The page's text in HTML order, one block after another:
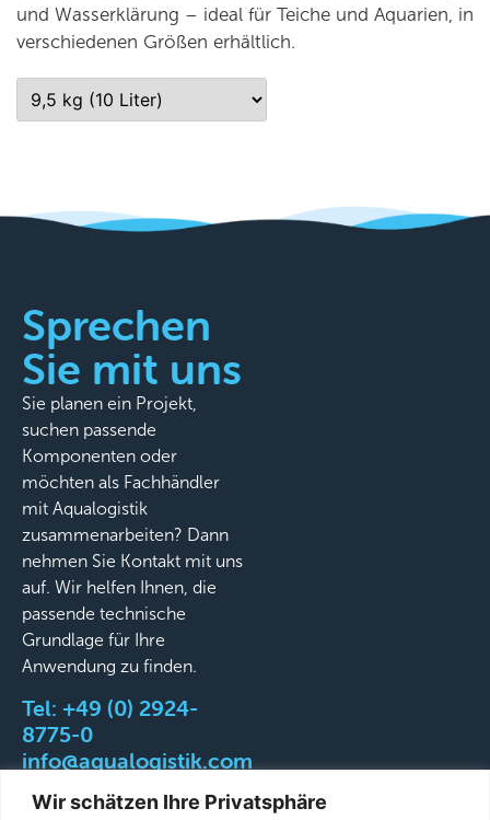
Wir schätzen Ihre Privatsphäre
und Wasserklärung – ideal für Teiche und Aquarien, in
verschiedenen Größen erhältlich.
Sprechen
Sie mit uns
Sie planen ein Projekt,
suchen passende
Komponenten oder
möchten als Fachhändler
mit Aqualogistik
zusammenarbeiten? Dann
nehmen Sie Kontakt mit uns
auf. Wir helfen Ihnen, die
passende technische
Grundlage für Ihre
Anwendung zu finden.
Tel: +49 (0) 2924-
8775-0
info@aqualogistik.com